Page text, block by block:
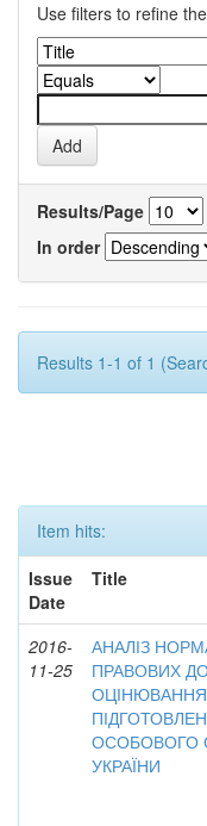
Use filters to refine
Results/Page
In order
Results 1-1 of 1
Item hits:
Issue
Date
Title
2016-
11-25
АНАЛІЗ
ПРАВОВИХ
ОЦІНЮВАННЯ
ОСОБОВОГО
УКРАЇНИ